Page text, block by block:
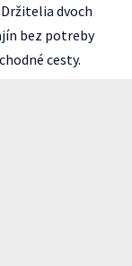
Držitelia dvoch
bez potreby
cesty.